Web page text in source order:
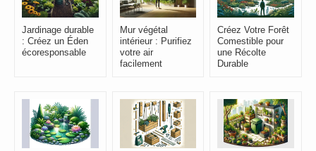
Jardinage durable
: Créez un Éden
écoresponsable
Mur végétal
intérieur : Purifiez
votre air
facilement
Créez Votre Forêt
Comestible pour
une Récolte
Durable